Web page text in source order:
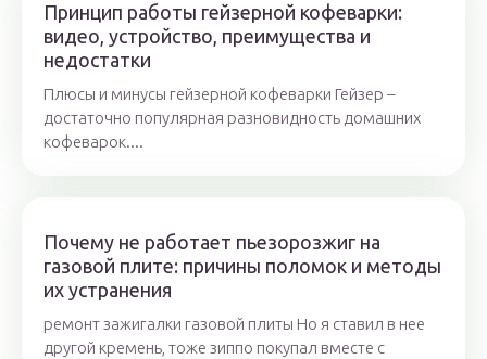
Принцип работы гейзерной кофеварки:
видео, устройство, преимущества и
недостатки
Плюсы и минусы гейзерной кофеварки Гейзер –
достаточно популярная разновидность домашних
кофеварок....
Почему не работает пьезорозжиг на
газовой плите: причины поломок и методы
их устранения
ремонт зажигалки газовой плиты Но я ставил в нее
другой кремень, тоже зиппо покупал вместе с